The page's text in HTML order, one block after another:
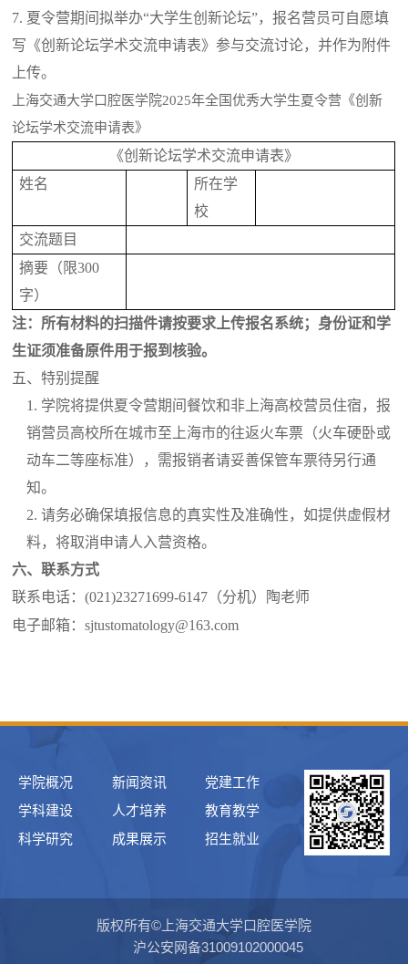
7. 夏令营期间拟举办“大学生创新论坛”，报名营员可自愿填
写《创新论坛学术交流申请表》参与交流讨论，并作为附件
上传。
上海交通大学口腔医学院2025年全国优秀大学生夏令营《创新
论坛学术交流申请表》
《创新论坛学术交流申请表》
姓名
所在学
校
交流题目
摘要（限300
字）
注：所有材料的扫描件请按要求上传报名系统；身份证和学
生证须准备原件用于报到核验。
五、特别提醒
1. 学院将提供夏令营期间餐饮和非上海高校营员住宿，报
销营员高校所在城市至上海市的往返火车票（火车硬卧或
动车二等座标准），需报销者请妥善保管车票待另行通
知。
2.请务必确保填报信息的真实性及准确性，如提供虚假材
料，将取消申请人入营资格。
六、联系方式
联系电话：(021)23271699-6147 （分机）陶老师
电子邮箱：sjtustomatology@163.com
学院概况 新闻资讯
党建工作
学科建设
人才培养
教育教学
科学研究
成果展示 招生就业
版权所有©上海交通大学口腔医学院
沪公安网备31009102000045